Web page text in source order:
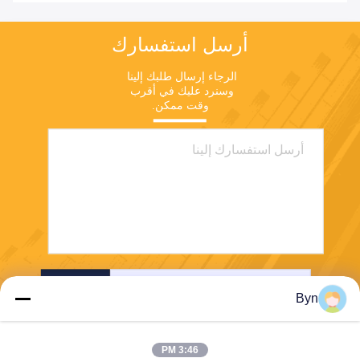
أرسل استفسارك
وقت ممكن.
Byn
3:46 PM